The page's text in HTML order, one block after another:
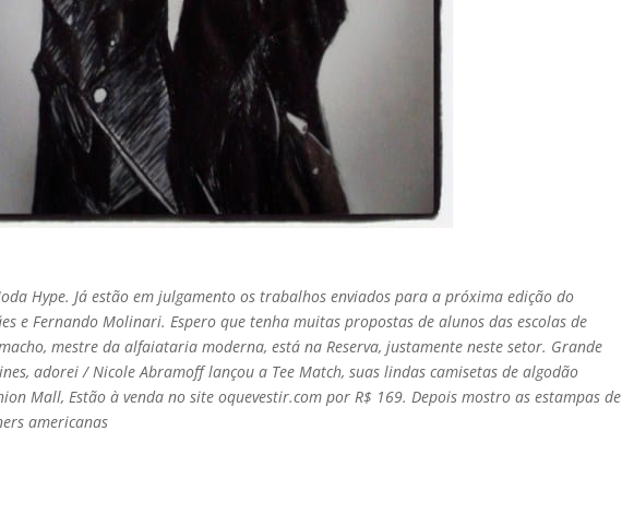
Hype. Já estão em julgamento os trabalhos enviados para a próxima edição do
e Fernando Molinari. Espero que tenha muitas propostas de alunos das escolas de
mestre da alfaiataria moderna, está na Reserva, justamente neste setor. Grande
adorei / Nicole Abramoff lançou a Tee Match, suas lindas camisetas de algodão
Mall, Estão à venda no site oquevestir.com por R$ 169. Depois mostro as estampas de
americanas